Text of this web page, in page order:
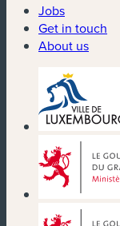
Jobs
Get in touch
About us